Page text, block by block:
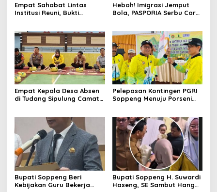
Empat Sahabat Lintas
Institusi Reuni, Bukti
Heboh! Imigrasi Jemput
Bola, PASPORIA Serbu Car
Layanan Paspor Akhir
Pekan
Empat Kepala Desa Absen
di Tudang Sipulung Camat
Pelepasan Kontingen PGRI
Soppeng Menuju Porseni
Nama Bumi Latemmamala
Bupati Soppeng Beri
Kebijakan Guru Bekerja
Bupati Soppeng H. Suwardi
Haseng, SE Sambut Hangat